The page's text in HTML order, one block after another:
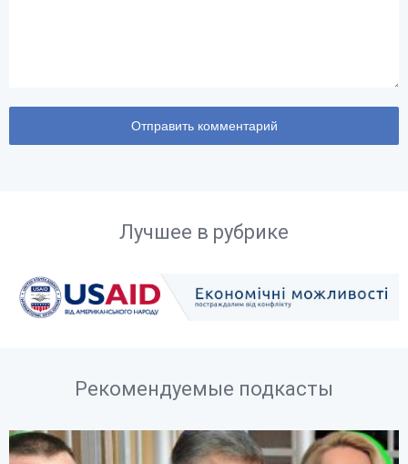
Лучшее в рубрике
Рекомендуемые подкасты